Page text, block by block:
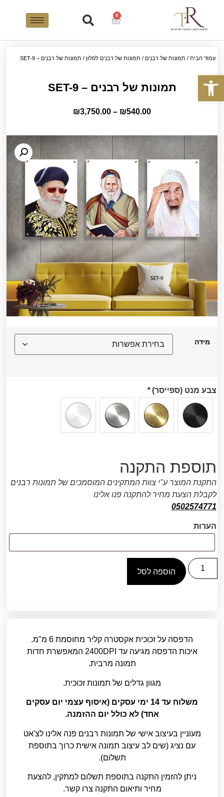
פתח סרגל נגישות
0
עמוד הבית / תמונות של רבנים / תמונות של רבנים לסלון / תמונות של רבנים – SET-9
תמונות של רבנים – SET-9
₪540.00
–
₪3,750.00
מידה
צבע מנט (ספייסר)*
תוספת התקנה
התקנת המוצר ע"י צוות המתקינים המוסמכים של תמונות רבנים
לקבלת הצעת מחיר להתקנה פנו אלינו
0502574771
הערות
הוספה לסל
הדפסה על זכוכית אקסטרה קליר מחוסמת 6 מ"מ.
איכות הדפסה מגיעה עד 2400DPI המאפשרת חדות
תמונה מרבית.
מגוון גדלים של תמונות זכוכית.
משלוח עד 14 ימי עסקים (איסוף עצמי יום עסקים
אחד) לא כולל יום ההזמנה.
מעוניין בעיצוב אישי של תמונות רבנים פנה אלינו לצ'אט
עם נציג (שים לב עיצוב תמונה אישית כרוך בתוספת
תשלום).
ניתן להזמין התקנה בתוספת תשלום למתקין, להצעת
מחיר ותיאום התקנה צרו קשר.